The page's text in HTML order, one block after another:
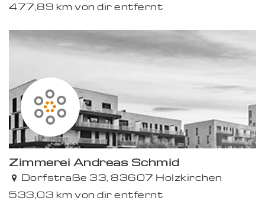
477,89 km von dir entfernt
Zimmerei Andreas Schmid
Dorfstraße 33, 83607 Holzkirchen
533,03 km von dir entfernt